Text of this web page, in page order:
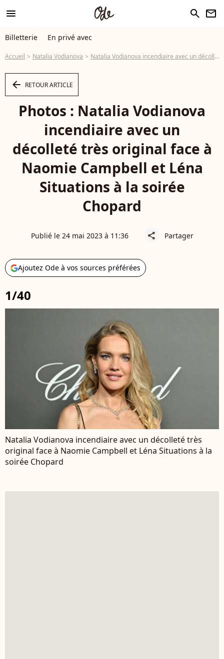
menu search newsletter
Billetterie En privé avec
Accueil Natalia Vodianova Natalia Vodianova incendiaire avec un décolleté très original face à Naomie Campbell et Léna Situations à la soirée Chopard
arrow_left RETOUR ARTICLE
Photos : Natalia Vodianova
incendiaire avec un
décolleté très original face à
Naomie Campbell et Léna
Situations à la soirée
Chopard
Publié le 24 mai 2023 à 11:36 share Partager
Ajoutez Ode à vos sources préférées
1/40
Natalia Vodianova incendiaire avec un décolleté très
original face à Naomie Campbell et Léna Situations à la
soirée Chopard